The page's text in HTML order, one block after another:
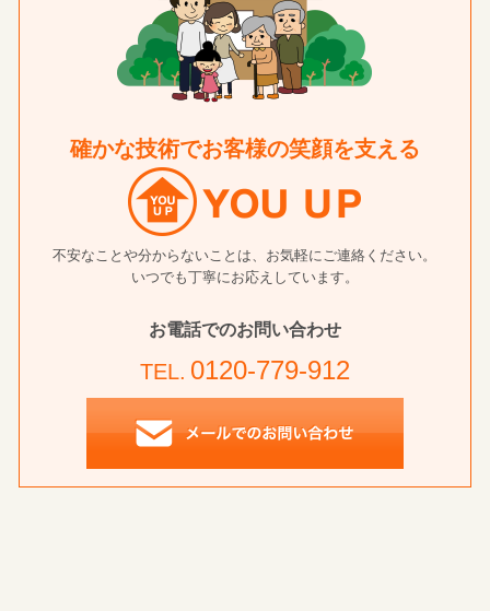
確かな技術でお客様の笑顔を支える
不安なことや分からないことは、お気軽にご連絡ください。
いつでも丁寧にお応えしています。
お電話でのお問い合わせ
TEL. 0120-779-912